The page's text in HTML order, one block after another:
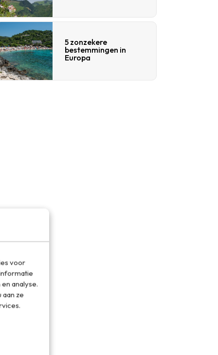
voor
analyse.
ze
5 zonzekere
bestemmingen in
Europa